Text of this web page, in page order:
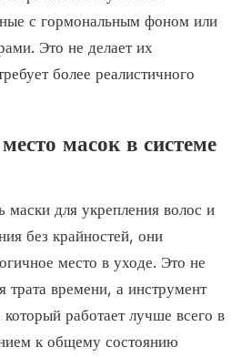
с гормональным фоном или
Это не делает их
более реалистичного
масок в системе
маски для укрепления волос и
без крайностей, они
место в уходе. Это не
трата времени, а инструмент
работает лучше всего в
к общему состоянию